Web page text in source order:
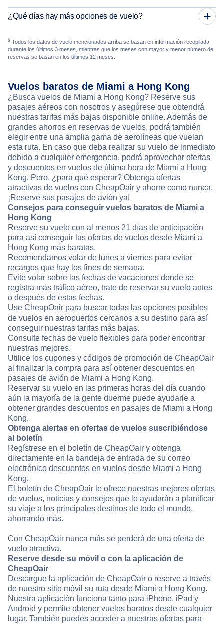
¿Qué días hay más opciones de vuelo?
§ Todos los datos de vuelo mencionados arriba se basan en información recopilada
durante los últimos 3 meses, mientras que los meses con mayor y menor número de
reservas se basan en los últimos 12 meses.
Vuelos baratos de Miami a Hong Kong
¿Busca vuelos de Miami a Hong Kong? Reserve sus
pasajes aéreos con nosotros y asegúrese que obtendrá
nuestras tarifas más bajas disponible online. Además de
grandes ahorros en reservas de vuelos, podrá también
elegir entre una amplia gama de aerolíneas que vuelan
esta ruta. En caso que deba realizar su vuelo de inmediato
debido a cualquier emergencia, podrá aprovechar ofertas
y descuentos en vuelos de última hora de Miami a Hong
Kong. Pero, ¿para qué esperar? Obtenga ofertas
atractivas de vuelos con CheapOair y ahorre como nunca.
¡Reserve sus pasajes de avión ya!
Consejos para conseguir vuelos baratos de Miami a
Hong Kong
Reserve su vuelo con al menos 21 días de anticipación
para así conseguir las ofertas de vuelos desde Miami a
Hong Kong más baratas.
Recomendamos volar de lunes a viernes para evitar
recargos que hay los fines de semana.
Evite volar sobre las fechas de vacaciones donde se
registra más tráfico aéreo, trate de reservar su vuelo antes
o después de estas fechas.
Use CheapOair para buscar todas las opciones posibles
de vuelos en aeropuertos cercanos a su destino para así
conseguir nuestras tarifas más bajas.
Consulte fechas de vuelo flexibles para poder encontrar
nuestras mejores.
Utilice los cupones y códigos de promoción de CheapOair
al finalizar la compra para así obtener descuentos en
pasajes de avión de Miami a Hong Kong.
Reservar su vuelo en las primeras horas del día cuando
aún la mayoría de la gente duerme puede ayudarle a
obtener grandes descuentos en pasajes de Miami a Hong
Kong.
Obtenga alertas en ofertas de vuelos suscribiéndose
al boletín
Regístrese en el boletín de CheapOair y obtenga
directamente en la bandeja de entrada de su correo
electrónico descuentos en vuelos desde Miami a Hong
Kong.
El boletín de CheapOair le ofrece nuestras mejores ofertas
de vuelos, noticias y consejos que lo ayudarán a planificar
su viaje a los principales destinos de todo el mundo,
ahorrando más.
Con CheapOair nunca más se perderá de una oferta de
vuelo atractiva.
Reserve desde su móvil o con la aplicación de
CheapOair
Descargue la aplicación de CheapOair o reserve a través
de nuestro sitio móvil su ruta desde Miami a Hong Kong.
Nuestra aplicación funciona tanto para iPhone, iPad y
Android y permite obtener vuelos baratos desde cualquier
lugar. También puedes acceder a nuestras ofertas para